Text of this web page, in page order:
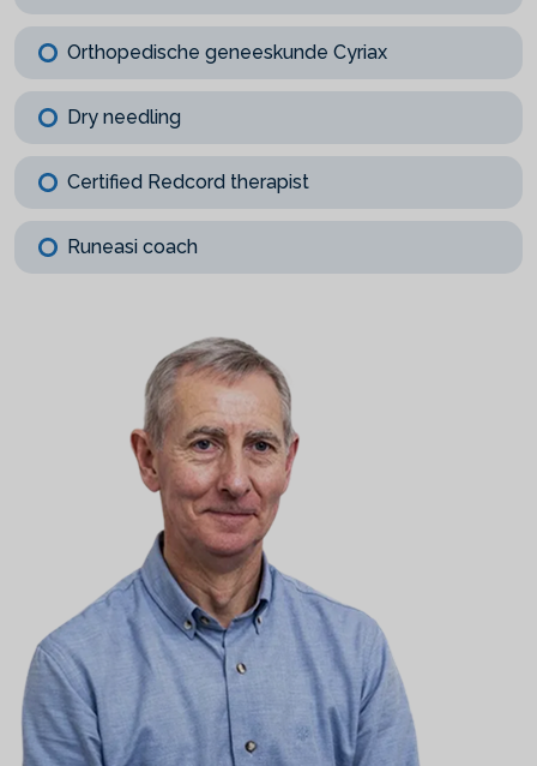
Orthopedische geneeskunde Cyriax
Dry needling
Certified Redcord therapist
Runeasi coach